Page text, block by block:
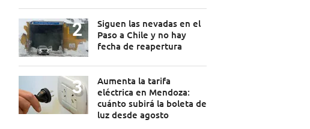
Siguen las nevadas en el
Paso a Chile y no hay
fecha de reapertura
Aumenta la tarifa
eléctrica en Mendoza:
cuánto subirá la boleta de
luz desde agosto